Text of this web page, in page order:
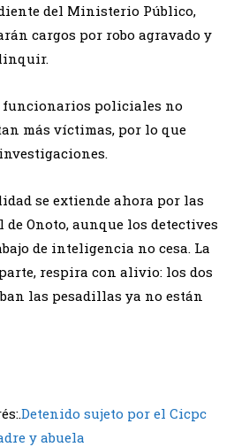
del Ministerio Público,
cargos por robo agravado y
policiales no
más víctimas, por lo que
se extiende ahora por las
de Onoto, aunque los detectives
de inteligencia no cesa. La
respira con alivio: los dos
las pesadillas ya no están
Detenido sujeto por el Cicpc
y abuela